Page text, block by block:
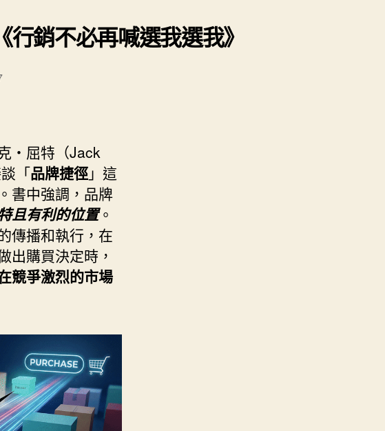
銷不必再喊選我選我》
‧屈特（Jack
「品牌捷徑」這
書中強調，品牌
且有利的位置。
傳播和執行，在
出購買決定時，
競爭激烈的市場